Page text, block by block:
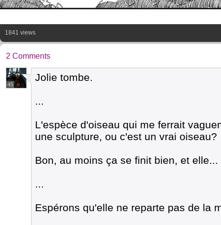
1841 views
2 Comments
45
Jolie tombe.
...
L'espèce d'oiseau qui me ferrait
une sculpture, ou c'est un vrai oiseau?
Bon, au moins ça se finit bien, et
...
Espérons qu'elle ne reparte pas de la